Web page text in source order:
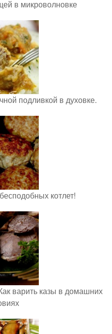
в микроволновке
подливкой в духовке.
котлет!
варить казы в домашних